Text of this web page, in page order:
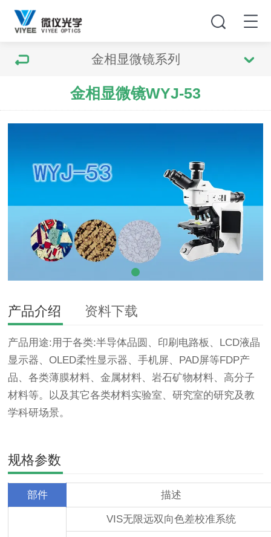
金相显微镜系列
金相显微镜WYJ-53
产品介绍 资料下载
产品用途:用于各类:半导体品圆、印刷电路板、LCD液晶
显示器、OLED柔性显示器、手机屏、PAD屏等FDP产
品、各类薄膜材料、金属材料、岩石矿物材料、高分子
材料等。以及其它各类材料实验室、研究室的研究及教
学科研场景。
规格参数
部件 描述
VIS无限远双向色差校准系统